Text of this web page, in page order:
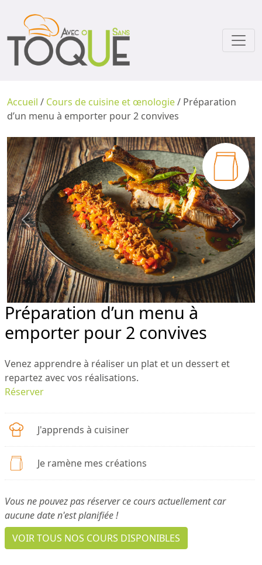
Accueil / Cours de cuisine et œnologie/ Préparation
d’un menu à emporter pour 2 convives
Previous Next
Préparation d’un menu à
emporter pour 2 convives
Venez apprendre à réaliser un plat et un dessert et
repartez avec vos réalisations.
Réserver
J'apprends à cuisiner
Je ramène mes créations
Vous ne pouvez pas réserver ce cours actuellement car
aucune date n'est planifiée !
VOIR TOUS NOS COURS DISPONIBLES